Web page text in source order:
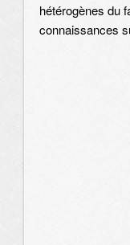
hétérogènes du
connaissances